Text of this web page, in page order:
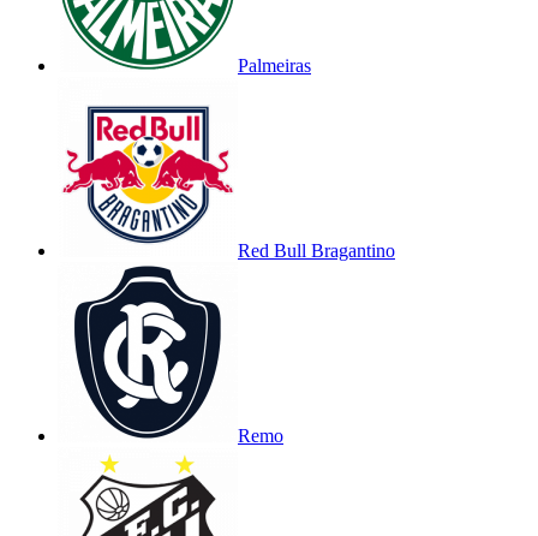
Palmeiras
Red Bull Bragantino
Remo